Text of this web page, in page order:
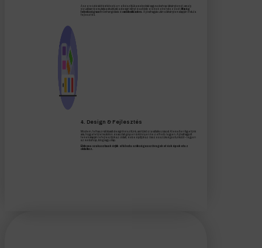
A szerződéskötést követően elkészítjük a weboldal vagy webshop látványtervét, amely
vizuálisan bemutatja a struktúrát, a design irányt és a főbb elemek elrendezését.
Itt még
lehetőség van finomhangolásra és módosításokra . A jóváhagyás után a látványterv alapján indul a
fejlesztés.
4. Design & Fejlesztés
Modern, felhasználóbarát designt készítünk, ami tükrözi a vállalkozásod. Kiemelten figyelünk
arra, hogy a felület mobilon és asztali gépen is könnyen kezelhető legyen. A jóváhagyott
tervek alapján lefejlesztjük az oldalt, és beépítjük az összes szükséges funkciót – legyen
az webshop, blog vagy űrlap.
Ebben a szakaszban kérjük el tőled a szükséges szövegeket és képeket az
oldalhoz.